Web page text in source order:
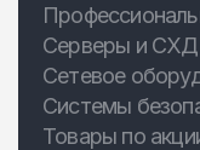
Серверы и СХД
Сетевое
Системы
Товары по